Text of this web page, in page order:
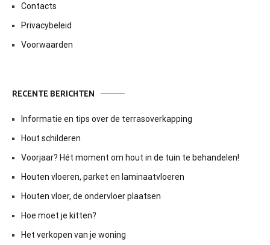
Contacts
Privacybeleid
Voorwaarden
RECENTE BERICHTEN
Informatie en tips over de terrasoverkapping
Hout schilderen
Voorjaar? Hét moment om hout in de tuin te behandelen!
Houten vloeren, parket en laminaatvloeren
Houten vloer, de ondervloer plaatsen
Hoe moet je kitten?
Het verkopen van je woning